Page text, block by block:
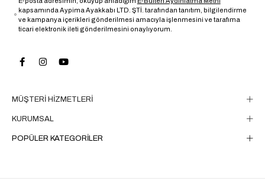
MÜŞTERİ HİZMETLERİ
KURUMSAL
POPÜLER KATEGORİLER
kapsamında Aypima Ayakkabı LTD. ŞTİ. tarafından tanıtım, bilgilendirme
ve kampanya içerikleri gönderilmesi amacıyla işlenmesini ve tarafıma
ticari elektronik ileti gönderilmesini onaylıyorum.